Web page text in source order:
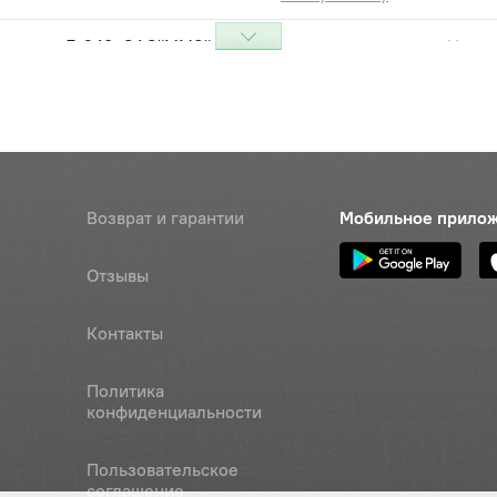
Д-243, ОАО"ММЗ" Наличие
Цена
680
задняя (2 отв.,
Наличие
Цена
651
го коренного подшипника
Обратитесь к
Возврат и гарантии
Отзывы
Контакты
Политика
конфиденциальности
Пользовательское
соглашение
Мобильное